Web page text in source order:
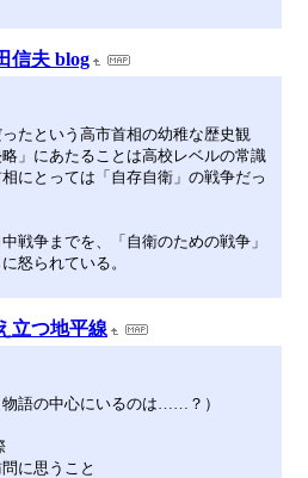
信夫 blog
たという高市首相の幼稚な歴史観
」にあたることは高校レベルの常識
にとっては「自存自衛」の戦争だっ
戦争までを、「自衛のための戦争」
怒られている。
立つ地平線
語の中心にいるのは……？）
に思うこと